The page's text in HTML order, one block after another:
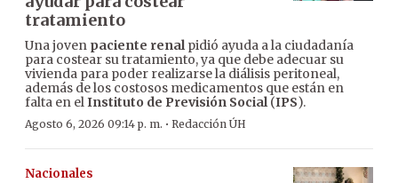
tratamiento
Una joven paciente renalpidió ayuda a la ciudadanía
para costear su tratamiento, ya que debe adecuar su
vivienda para poder realizarse la diálisis peritoneal,
además de los costosos medicamentos que están en
falta en elInstituto de Previsión Social(IPS).
Agosto 6, 2026 09:14 p. m. · Redacción ÚH
Nacionales